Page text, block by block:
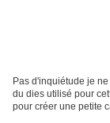
Pas d'inquiétude je
du dies utilisé pour
pour créer une petite